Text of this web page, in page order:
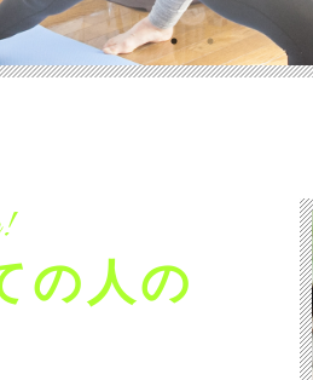
の人の